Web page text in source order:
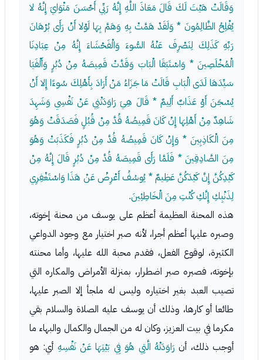
وَقَالَتْ هَيْتَ لَكَ قَالَ مَعَاذَ اللَّهِ إِنَّهُ رَبِّي أَحْسَنَ مَثْوَايَ إِنَّهُ لا
يُفْلِحُ الظَّالِمُونَ * وَلَقَدْ هَمَّتْ بِهِ وَهَمَّ بِهَا لَوْلا أَنْ رَأَى بُرْهَانَ
رَبِّهِ كَذَلِكَ لِنَصْرِفَ عَنْهُ السُّوءَ وَالْفَحْشَاءَ إِنَّهُ مِنْ عِبَادِنَا
الْمُخْلَصِينَ * وَاسْتَبَقَا الْبَابَ وَقَدَّتْ قَمِيصَهُ مِنْ دُبُرٍ وَأَلْفَيَا
سَيِّدَهَا لَدَى الْبَابِ قَالَتْ مَا جَزَاءُ مَنْ أَرَادَ بِأَهْلِكَ سُوءًا إِلا أَنْ
يُسْجَنَ أَوْ عَذَابٌ أَلِيمٌ * قَالَ هِيَ رَاوَدَتْنِي عَنْ نَفْسِي وَشَهِدَ
شَاهِدٌ مِنْ أَهْلِهَا إِنْ كَانَ قَمِيصُهُ قُدَّ مِنْ قُبُلٍ فَصَدَقَتْ وَهُوَ
مِنَ الْكَاذِبِينَ * وَإِنْ كَانَ قَمِيصُهُ قُدَّ مِنْ دُبُرٍ فَكَذَبَتْ وَهُوَ
مِنَ الصَّادِقِينَ * فَلَمَّا رَأَى قَمِيصَهُ قُدَّ مِنْ دُبُرٍ قَالَ إِنَّهُ مِنْ
كَيْدِكُنَّ إِنَّ كَيْدَكُنَّ عَظِيمٌ * يُوسُفُ أَعْرِضْ عَنْ هَذَا وَاسْتَغْفِرِي
لِذَنْبِكِ إِنَّكِ كُنْتِ مِنَ الْخَاطِئِينَ.
هذه المحنة العظيمة أعظم على يوسف من محنة إخوته،
وصبره عليها أعظم أجرا، لأنه صبر اختيار مع وجود الدواعي
الكثيرة، لوقوع الفعل، فقدم محبة الله عليها، وأما محنته
بإخوته، فصبره صبر اضطرار، بمنزلة الأمراض والمكاره التي
تصيب العبد بغير اختياره وليس له ملجأ إلا الصبر عليها،
طائعا أو كارها، وذلك أن يوسف عليه الصلاة والسلام بقي
مكرما في بيت العزيز، وكان له من الجمال والكمال والبهاء ما
أوجب ذلك، أن رَاوَدَتْهُ الَّتِي هُوَ فِي بَيْتِهَا عَنْ نَفْسِهِ أي: هو